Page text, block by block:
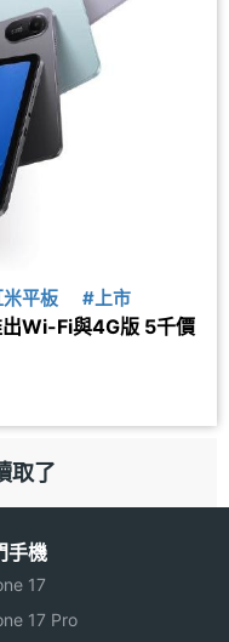
平板 #上市
Wi-Fi與4G版 5千價
取了
手機
17
17 Pro